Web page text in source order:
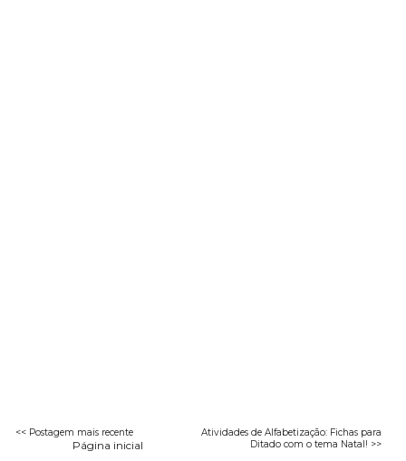
<< Postagem mais recente
Atividades de Alfabetização: Fichas para
Ditado com o tema Natal! >>
Página inicial